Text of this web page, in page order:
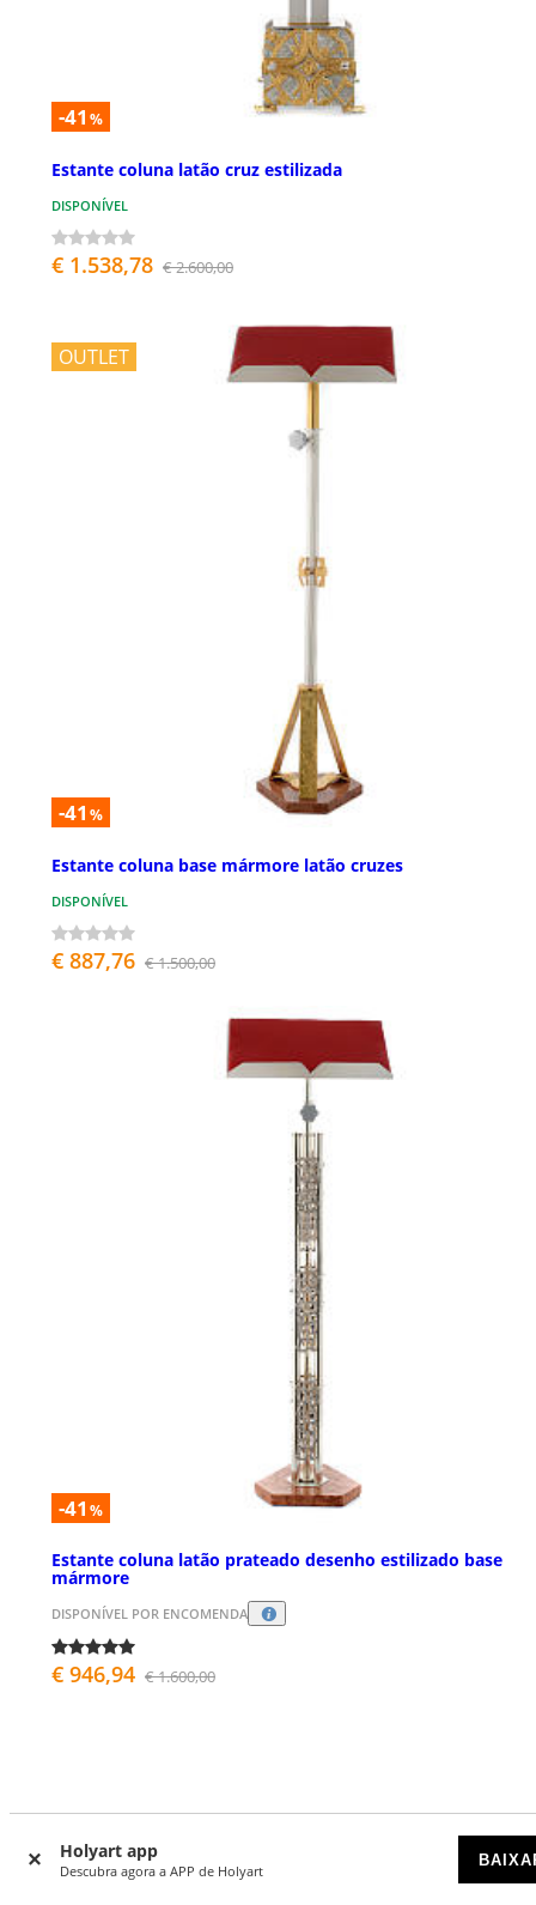
Holyart app
Descubra agora a APP de Holyart
-41 %
Estante coluna latão cruz estilizada
DISPONÍVEL
€ 1.538,78 € 2.600,00
OUTLET
-41 %
Estante coluna base mármore latão cruzes
DISPONÍVEL
€ 887,76 € 1.500,00
-41 %
Estante coluna latão prateado desenho estilizado base
mármore
DISPONÍVEL POR ENCOMENDA
€ 946,94 € 1.600,00
O que dizem de nós